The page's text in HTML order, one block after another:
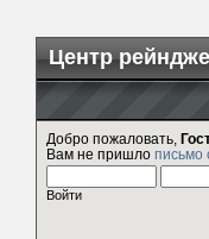
Центр
Добро пожаловать,
Вам не пришло письмо
Войти